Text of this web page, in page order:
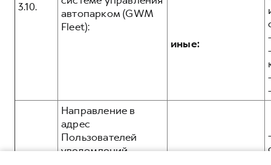
3.10.
автопарком (GWM
Fleet):
иные:
Направление в
адрес
Пользователей
уведомлений,